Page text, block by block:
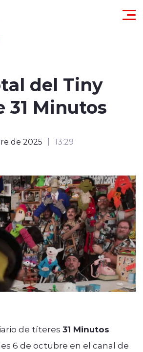
del Tiny
31 Minutos
de 2025 13:29
de títeres 31 Minutos
6 de octubre en el canal de